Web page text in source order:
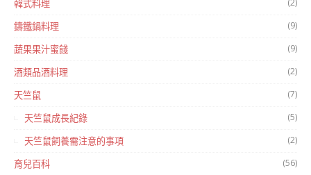
韓式料理 (2)
鑄鐵鍋料理 (9)
蔬果果汁蜜餞 (9)
酒類品酒料理 (2)
天竺鼠 (7)
天竺鼠成長紀錄 (5)
天竺鼠飼養需注意的事項 (2)
育兒百科 (56)